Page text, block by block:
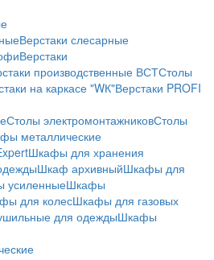
Верстаки слесарные
Верстаки
производственные ВСТСтолы
на каркасе "WК"Верстаки PROFI
Столы электромонтажниковСтолы
металлические
Шкафы для хранения
Шкаф архивныйШкафы для
усиленныеШкафы
для колесШкафы для газовых
для одеждыШкафы